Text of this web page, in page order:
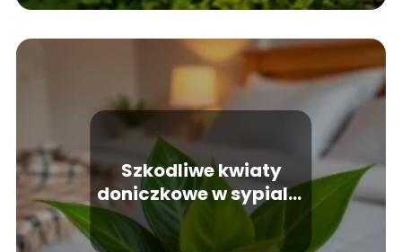
Szkodliwe kwiaty
doniczkowe w sypialni
– których roślin unikać?